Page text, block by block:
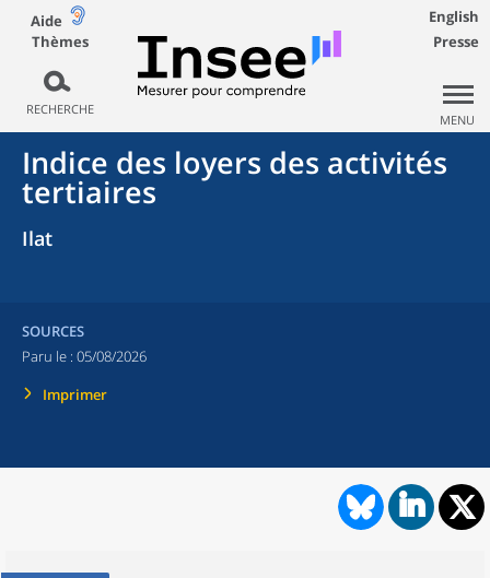
Aide
Thèmes
RECHERCHE
English
Presse
MENU
Indice des loyers des activités
tertiaires
Ilat
SOURCES
Paru le : 05/08/2026
Imprimer